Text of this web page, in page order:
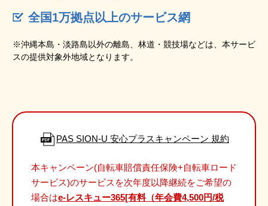
全国1万拠点以上のサービス網
※沖縄本島・淡路島以外の離島、林道・競技場などは、本サービ
スの提供対象外地域となります。
PAS SION-U 安心プラスキャンペーン 規約
本キャンペーン(自転車賠償責任保険+自転車ロード
サービス)のサービスを次年度以降継続をご希望の
場合はe-レスキュー365[有料（年会費4,500円/税